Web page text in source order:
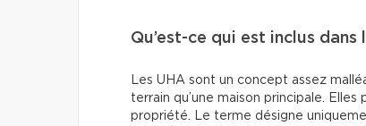
Qu’est-ce qui est inclus dans
Les UHA sont un concept assez
terrain qu’une maison principale.
propriété. Le terme désigne